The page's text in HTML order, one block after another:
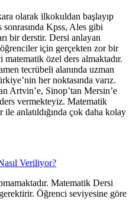
olarak ilkokuldan başlayıp
sonrasında Kpss, Ales gibi
bir derstir. Dersi anlayan
için gerçekten zor bir
özel ders almaktadır.
tecrübeli alanında uzman
her noktasında varız.
Artvin’e, Sinop’tan Mersin’e
vermekteyiz. Matematik
anlatıldığında çok daha kolay
Veriliyor?
Matematik Dersi
Öğrenci seviyesine göre